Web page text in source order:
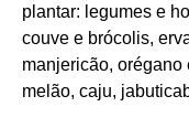
plantar: legumes e
couve e brócolis,
manjericão, orégano
melão, caju,